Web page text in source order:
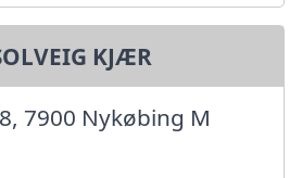
KJÆR
7900 Nykøbing M